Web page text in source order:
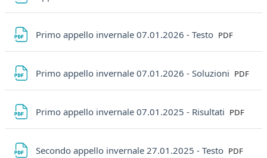
Primo appello invernale 07.01.2026 - Testo File
PDF
Primo appello invernale 07.01.2026 - Soluzioni File
PDF
Primo appello invernale 07.01.2025 - Risultati File
PDF
Secondo appello invernale 27.01.2025 - Testo File
PDF